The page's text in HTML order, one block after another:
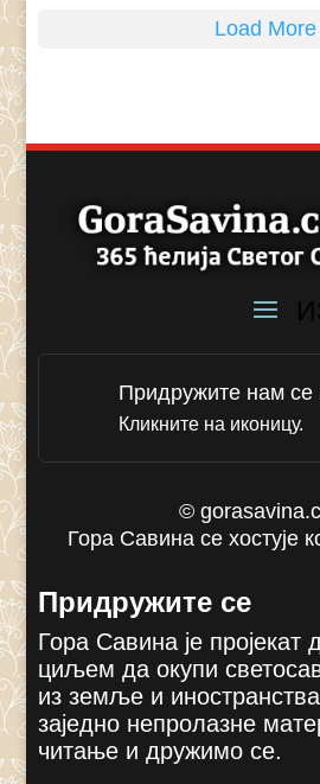
Load More
Придружите нам се
Кликните на иконицу.
©
Гора Савина се хостује
Придружите се
Гора Савина је
циљем да окупи
из земље и
заједно непролазне
читање и дружимо се.